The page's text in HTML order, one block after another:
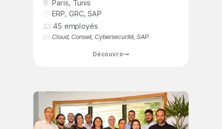
Paris, Tunis
ERP, GRC, SAP
45 employés
Cloud,Conseil, Cybersecurité,SAP
Découvrir